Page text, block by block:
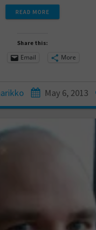
READ MORE
Share this:
Email More
May 6, 2013